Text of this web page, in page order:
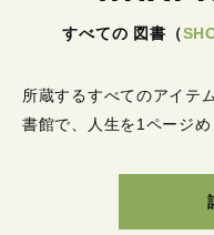
すべての 図書 （
所蔵するすべてのアイテ
書館で、人生を1ページめ